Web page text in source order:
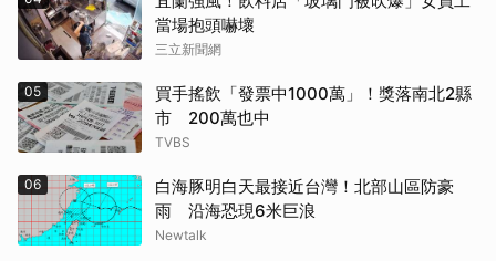
當場抱頭嚇壞
三立新聞網
05
買手搖飲「發票中1000萬」！獎落南北2縣
市 200萬也中
TVBS
06
白海豚明白天最接近台灣！北部山區防豪
雨 沿海恐現6米巨浪
Newtalk
取消